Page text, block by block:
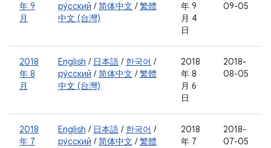
年 9
月
ру́сский /简体中文 /繁體
中文 (台灣)
年 9
月 4
日
09-05
2018
年 8
月
English / 日本語 / 한국어 /
ру́сский /简体中文 /繁體
中文 (台灣)
2018
年 8
月 6
日
2018-
08-05
2018
年 7
English / 日本語 / 한국어 /
ру́сский /简体中文 /繁體
2018
年 7
2018-
07-05